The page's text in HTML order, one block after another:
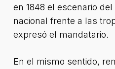
en 1848 el escenario
nacional frente a las
expresó el mandatario.
En el mismo sentido,